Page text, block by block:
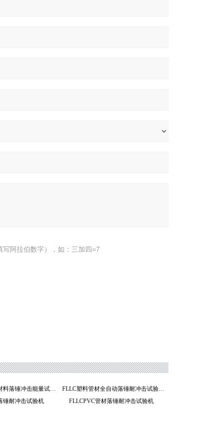
写阿拉伯数字），如：三加四=7
FLLC1401E复合材料落锤冲击能量试验机
FLLC塑料管材全自动落锤耐冲击试验机
锤耐冲击试验机
FLLCPVC管材落锤耐冲击试验机